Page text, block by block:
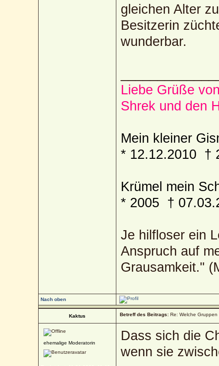
gleichen Alter
Besitzerin
wunderbar.
Liebe Grüße
Shrek und den
Mein kleiner
* 12.12.2010 †
Krümel mein
* 2005 †
Je hilfloser ein
Anspruch auf
Grausamkeit."
Nach oben
Kaktus Betreff des Beitrags: Re: Welche
ehemalige Moderatorin
Dass sich die
wenn sie